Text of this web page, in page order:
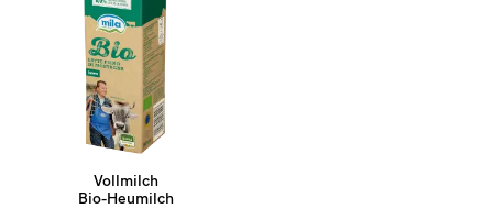
Vollmilch
Bio-Heumilch